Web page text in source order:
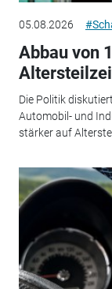
05.08.2026
Abbau von
Die Politik
Automobil- und
stärker auf